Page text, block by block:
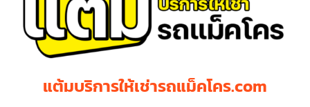
แต้มบริการให้เช่ารถแม็คโคร.com